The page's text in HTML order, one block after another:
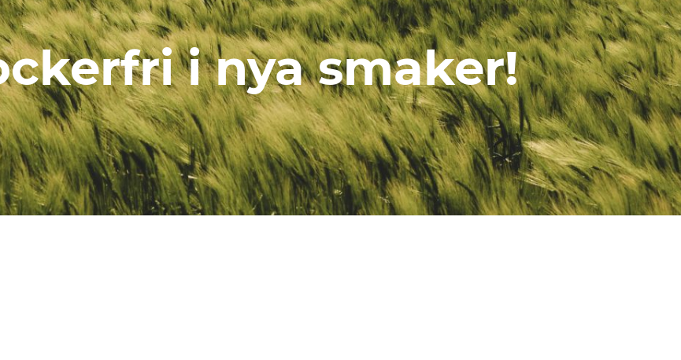
i nya smaker!